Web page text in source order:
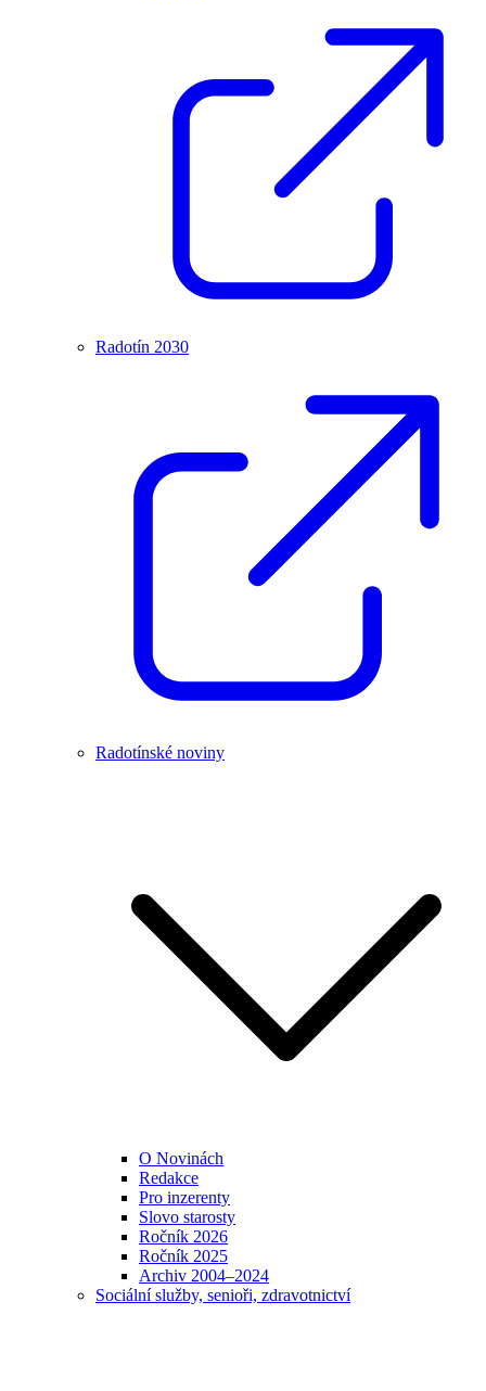
Radotín 2030
Radotínské noviny
O Novinách
Redakce
Pro inzerenty
Slovo starosty
Ročník 2026
Ročník 2025
Archiv 2004–2024
Sociální služby, senioři, zdravotnictví